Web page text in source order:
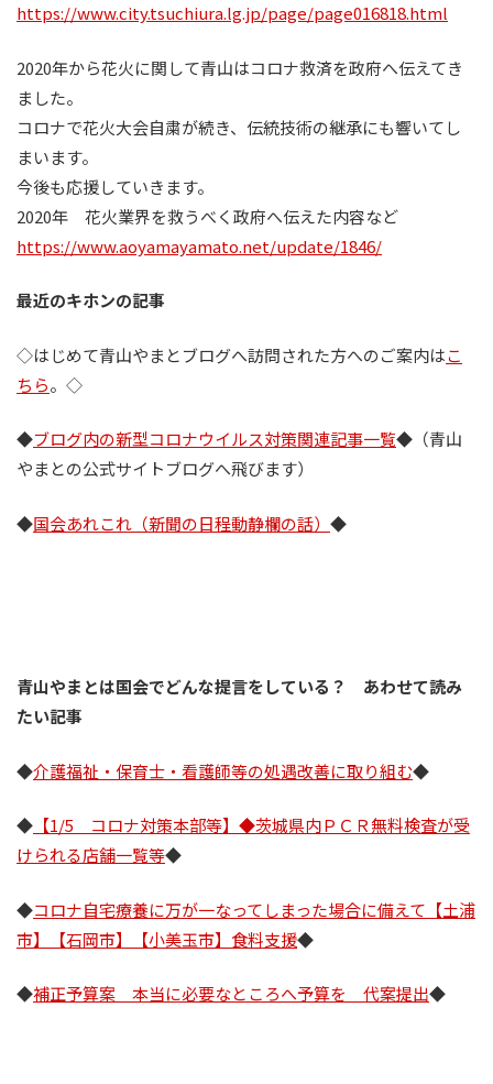
https://www.city.tsuchiura.lg.jp/page/page016818.html
2020年から花火に関して青山はコロナ救済を政府へ伝えてき
ました。
コロナで花火大会自粛が続き、伝統技術の継承にも響いてし
まいます。
今後も応援していきます。
2020年 花火業界を救うべく政府へ伝えた内容など
https://www.aoyamayamato.net/update/1846/
最近のキホンの記事
◇はじめて青山やまとブログへ訪問された方へのご案内はこ
ちら。◇
◆ブログ内の新型コロナウイルス対策関連記事一覧◆（青山
やまとの公式サイトブログへ飛びます）
◆国会あれこれ（新聞の日程動静欄の話） ◆
青山やまとは国会でどんな提言をしている？ あわせて読み
たい記事
◆介護福祉・保育士・看護師等の処遇改善に取り組む◆
◆ 【1/5 コロナ対策本部等】◆茨城県内ＰＣＲ無料検査が受
けられる店舗一覧等◆
◆コロナ自宅療養に万が一なってしまった場合に備えて【土浦
市】【石岡市】【小美玉市】食料支援◆
◆補正予算案 本当に必要なところへ予算を 代案提出◆